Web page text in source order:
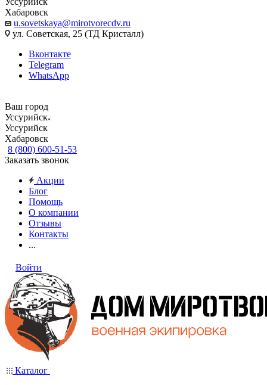
Хабаровск
u.sovetskaya@mirotvorecdv.ru
ул. Советская, 25 (ТД Кристалл)
Вконтакте
Telegram
WhatsApp
Ваш город
Уссурийск
Уссурийск
Хабаровск
8 (800) 600-51-53
Заказать звонок
Акции
Блог
Помощь
О компании
Отзывы
Контакты
...
Войти
Каталог